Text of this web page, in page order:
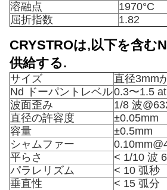
溶融点
1970°C
屈折指数
1.82
CRYSTROは,以下を含む
供給する.
サイズ
直径3mm
Nd ドーパントレベル0.3〜1.5
波面歪み
1/8 波
直径の許容度
±0.05mm
容量
±0.5mm
シャムファー
平らさ
< 1/10 波
パラレリズム
< 10 弧秒
垂直性
< 15 弧分